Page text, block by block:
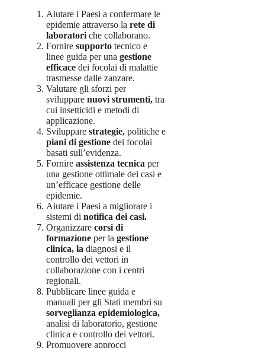
Aiutare i Paesi a confermare le
epidemie attraverso la rete di
laboratori che collaborano.
Fornire supporto tecnico e
linee guida per una gestione
efficace dei focolai di malattie
trasmesse dalle zanzare.
Valutare gli sforzi per
sviluppare nuovi strumenti, tra
cui insetticidi e metodi di
applicazione.
Sviluppare strategie, politiche e
piani di gestione dei focolai
basati sull’evidenza.
Fornire assistenza tecnica per
una gestione ottimale dei casi e
un’efficace gestione delle
epidemie.
Aiutare i Paesi a migliorare i
sistemi di notifica dei casi.
Organizzare corsi di
formazione per la gestione
clinica, la diagnosi e il
controllo dei vettori in
collaborazione con i centri
regionali.
Pubblicare linee guida e
manuali per gli Stati membri su
sorveglianza epidemiologica,
analisi di laboratorio, gestione
clinica e controllo dei vettori.
Promuovere approcci